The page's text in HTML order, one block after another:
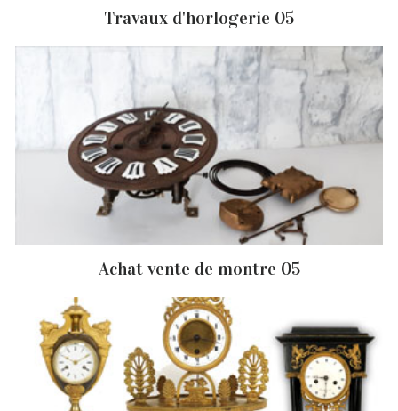
Travaux d'horlogerie 05
Achat vente de montre 05